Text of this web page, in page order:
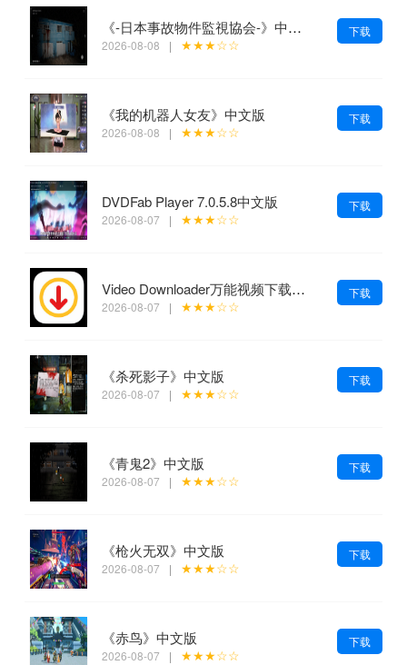
《-日本事故物件監視協会-》中文版
2026-08-08 | ★★★☆☆
下载
《我的机器人女友》中文版
2026-08-08 | ★★★☆☆
下载
DVDFab Player 7.0.5.8中文版
2026-08-07 | ★★★☆☆
下载
Video Downloader万能视频下载解锁会员
2026-08-07 | ★★★☆☆
下载
《杀死影子》中文版
2026-08-07 | ★★★☆☆
下载
《青鬼2》中文版
2026-08-07 | ★★★☆☆
下载
《枪火无双》中文版
2026-08-07 | ★★★☆☆
下载
《赤鸟》中文版
2026-08-07 | ★★★☆☆
下载